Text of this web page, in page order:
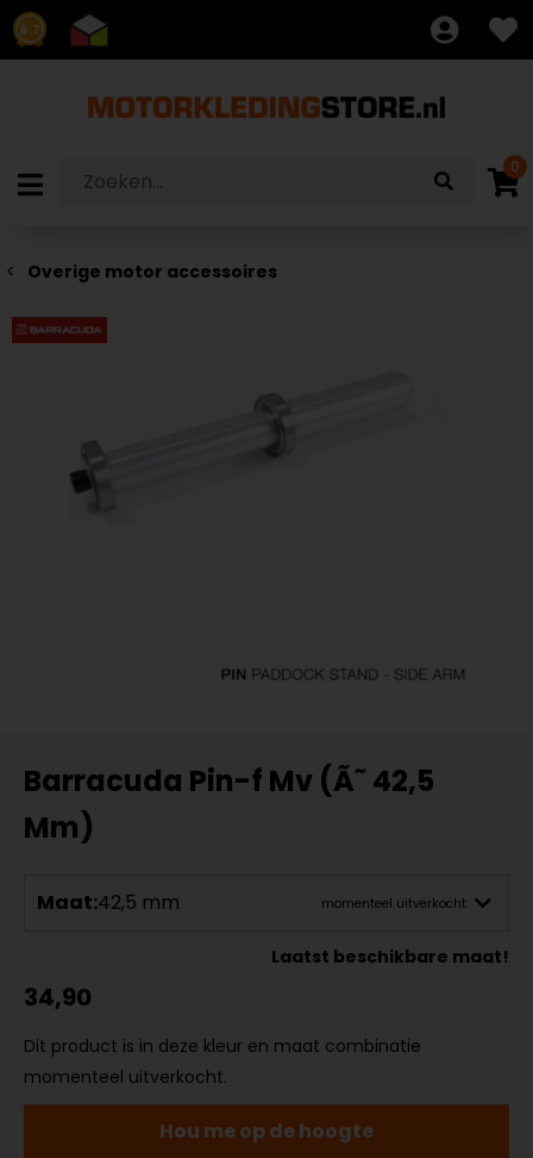
8.7
0
Overige motor accessoires
Barracuda Pin-f Mv (Ã˜ 42,5
Mm)
Maat:42,5 mm momenteel uitverkocht
Laatst beschikbare maat!
34,90
Dit product is in deze kleur en maat combinatie
momenteel uitverkocht.
Hou me op de hoogte